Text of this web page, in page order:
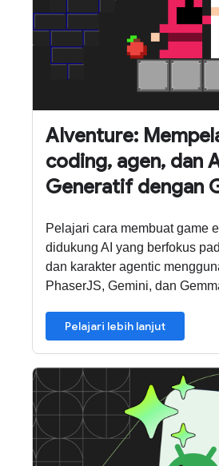
AIventure:
coding, agen, dan
Generatif dengan
Pelajari cara membuat game
didukung AI yang berfokus
dan karakter agentic
PhaserJS, Gemini, dan
Pelajari lebih lanjut